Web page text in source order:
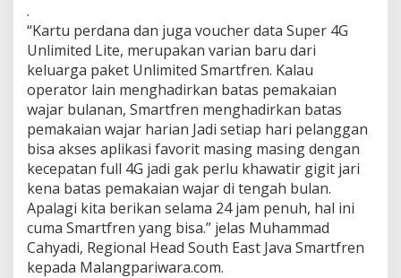
f
r
e
n
A
w
l
T
a
h
u
n
2
0
2
.
“Kartu perdana dan juga voucher data Super 4G
Unlimited Lite, merupakan varian baru dari
keluarga paket Unlimited Smartfren. Kalau
operator lain menghadirkan batas pemakaian
wajar bulanan, Smartfren menghadirkan batas
pemakaian wajar harian Jadi setiap hari pelanggan
bisa akses aplikasi favorit masing masing dengan
kecepatan full 4G jadi gak perlu khawatir gigit jari
kena batas pemakaian wajar di tengah bulan.
Apalagi kita berikan selama 24 jam penuh, hal ini
cuma Smartfren yang bisa.” jelas Muhammad
Cahyadi, Regional Head South East Java Smartfren
kepada Malangpariwara.com.